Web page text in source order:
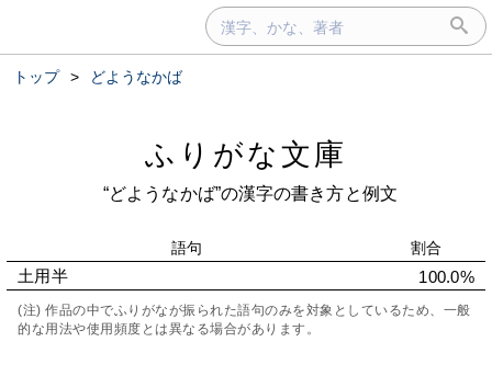
トップ > どようなかば
ふりがな文庫
“どようなかば”の漢字の書き方と例文
語句 割合
土用半 100.0%
(注) 作品の中でふりがなが振られた語句のみを対象としているため、一般
的な用法や使用頻度とは異なる場合があります。